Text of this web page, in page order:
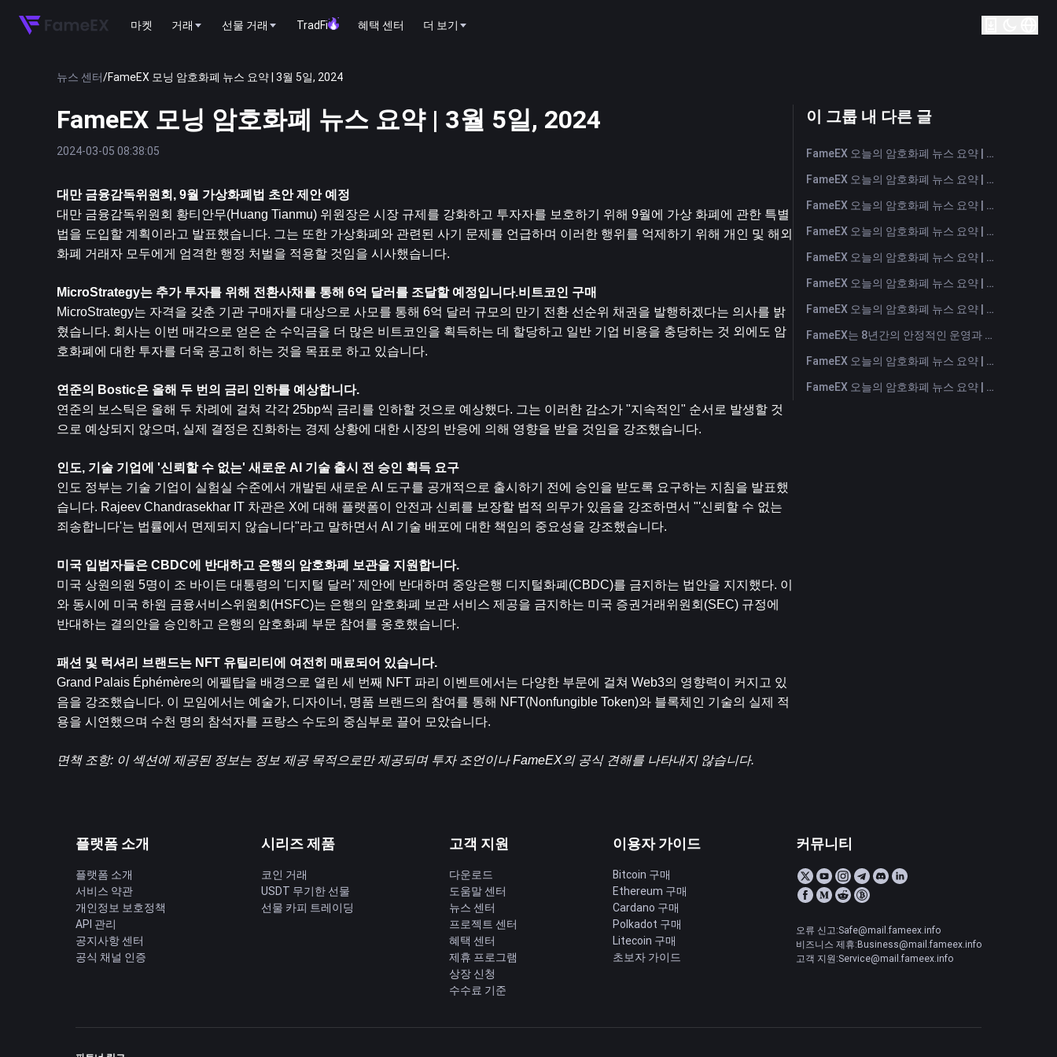
마켓 거래 선물 거래 TradFi 혜택 센터 더 보기
뉴스 센터/FameEX 모닝 암호화폐 뉴스 요약 | 3월 5일, 2024
FameEX 모닝 암호화폐 뉴스 요약 | 3월 5일, 2024
2024-03-05 08:38:05
대만 금융감독위원회, 9월 가상화폐법 초안 제안 예정
대만 금융감독위원회 황티안무(Huang Tianmu) 위원장은 시장 규제를 강화하고 투자자를 보호하기 위해 9월에 가상 화폐에 관한 특별
법을 도입할 계획이라고 발표했습니다. 그는 또한 가상화폐와 관련된 사기 문제를 언급하며 이러한 행위를 억제하기 위해 개인 및 해외
화폐 거래자 모두에게 엄격한 행정 처벌을 적용할 것임을 시사했습니다.
MicroStrategy는 추가 투자를 위해 전환사채를 통해 6억 달러를 조달할 예정입니다.비트코인 구매
MicroStrategy는 자격을 갖춘 기관 구매자를 대상으로 사모를 통해 6억 달러 규모의 만기 전환 선순위 채권을 발행하겠다는 의사를 밝
혔습니다. 회사는 이번 매각으로 얻은 순 수익금을 더 많은 비트코인을 획득하는 데 할당하고 일반 기업 비용을 충당하는 것 외에도 암
호화폐에 대한 투자를 더욱 공고히 하는 것을 목표로 하고 있습니다.
연준의 Bostic은 올해 두 번의 금리 인하를 예상합니다.
연준의 보스틱은 올해 두 차례에 걸쳐 각각 25bp씩 금리를 인하할 것으로 예상했다. 그는 이러한 감소가 "지속적인" 순서로 발생할 것
으로 예상되지 않으며, 실제 결정은 진화하는 경제 상황에 대한 시장의 반응에 의해 영향을 받을 것임을 강조했습니다.
인도, 기술 기업에 '신뢰할 수 없는' 새로운 AI 기술 출시 전 승인 획득 요구
인도 정부는 기술 기업이 실험실 수준에서 개발된 새로운 AI 도구를 공개적으로 출시하기 전에 승인을 받도록 요구하는 지침을 발표했
습니다. Rajeev Chandrasekhar IT 차관은 X에 대해 플랫폼이 안전과 신뢰를 보장할 법적 의무가 있음을 강조하면서 "'신뢰할 수 없는
죄송합니다'는 법률에서 면제되지 않습니다"라고 말하면서 AI 기술 배포에 대한 책임의 중요성을 강조했습니다.
미국 입법자들은 CBDC에 반대하고 은행의 암호화폐 보관을 지원합니다.
미국 상원의원 5명이 조 바이든 대통령의 '디지털 달러' 제안에 반대하며 중앙은행 디지털화폐(CBDC)를 금지하는 법안을 지지했다. 이
와 동시에 미국 하원 금융서비스위원회(HSFC)는 은행의 암호화폐 보관 서비스 제공을 금지하는 미국 증권거래위원회(SEC) 규정에
반대하는 결의안을 승인하고 은행의 암호화폐 부문 참여를 옹호했습니다.
패션 및 럭셔리 브랜드는 NFT 유틸리티에 여전히 매료되어 있습니다.
Grand Palais Éphémère의 에펠탑을 배경으로 열린 세 번째 NFT 파리 이벤트에서는 다양한 부문에 걸쳐 Web3의 영향력이 커지고 있
음을 강조했습니다. 이 모임에서는 예술가, 디자이너, 명품 브랜드의 참여를 통해 NFT(Nonfungible Token)와 블록체인 기술의 실제 적
용을 시연했으며 수천 명의 참석자를 프랑스 수도의 중심부로 끌어 모았습니다.
면책 조항: 이 섹션에 제공된 정보는 정보 제공 목적으로만 제공되며 투자 조언이나 FameEX의 공식 견해를 나타내지 않습니다.
이 그룹 내 다른 글
FameEX 오늘의 암호화폐 뉴스 요약 | 2026년 8월 6일
FameEX 오늘의 암호화폐 뉴스 요약 | 2026년 8월 5일
FameEX 오늘의 암호화폐 뉴스 요약 | 2026년 8월 4일
FameEX 오늘의 암호화폐 뉴스 요약 | 2026년 8월 3일
FameEX 오늘의 암호화폐 뉴스 요약 | 2026년 7월 31일
FameEX 오늘의 암호화폐 뉴스 요약 | 2026년 7월 30일
FameEX 오늘의 암호화폐 뉴스 요약 | 2026년 7월 29일
FameEX는 8년간의 안정적인 운영과 글로벌 성장을 통해 사용자 신뢰를 더욱 강화했습니다
FameEX 오늘의 암호화폐 뉴스 요약 | 2026년 7월 28일
FameEX 오늘의 암호화폐 뉴스 요약 | 2026년 7월 27일
플랫폼 소개
플랫폼 소개
서비스 약관
개인정보 보호정책
API 관리
공지사항 센터
공식 채널 인증
시리즈 제품
코인 거래
USDT 무기한 선물
선물 카피 트레이딩
고객 지원
다운로드
도움말 센터
뉴스 센터
프로젝트 센터
혜택 센터
제휴 프로그램
상장 신청
수수료 기준
이용자 가이드
Bitcoin 구매
Ethereum 구매
Cardano 구매
Polkadot 구매
Litecoin 구매
초보자 가이드
커뮤니티
오류 신고:Safe@mail.fameex.info
비즈니스 제휴:Business@mail.fameex.info
고객 지원:Service@mail.fameex.info